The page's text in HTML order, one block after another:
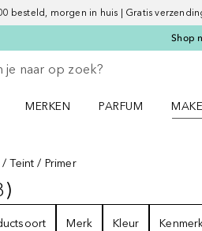
besteld, morgen in huis | Gratis
Shop
MERKEN
PARFUM
Open PARFUMOpen
Teint Primer
RESULTATEN
)
Merk Kleur